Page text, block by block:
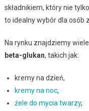
składnikiem, który nie
to idealny wybór dla osób
Na rynku znajdziemy
beta-glukan, takich jak:
kremy na dzień,
kremy na noc,
żele do mycia twarzy,